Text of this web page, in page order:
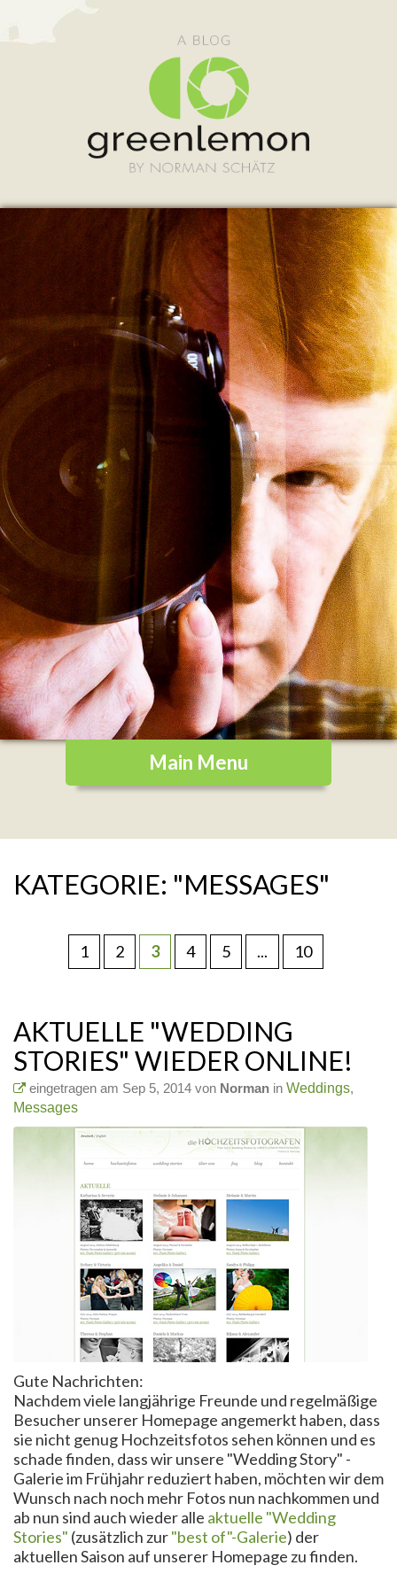
KATEGORIE: "MESSAGES"
1 2 3 4 5 ... 10
AKTUELLE "WEDDING
STORIES" WIEDER ONLINE!
eingetragen am Sep 5, 2014 von Norman in Weddings,
Messages
Gute Nachrichten:
Nachdem viele langjährige Freunde und regelmäßige
Besucher unserer Homepage angemerkt haben, dass
sie nicht genug Hochzeitsfotos sehen können und es
schade finden, dass wir unsere "Wedding Story" -
Galerie im Frühjahr reduziert haben, möchten wir dem
Wunsch nach noch mehr Fotos nun nachkommen und
ab nun sind auch wieder alle aktuelle "Wedding
Stories" (zusätzlich zur"best of"-Galerie) der
aktuellen Saison auf unserer Homepage zu finden.